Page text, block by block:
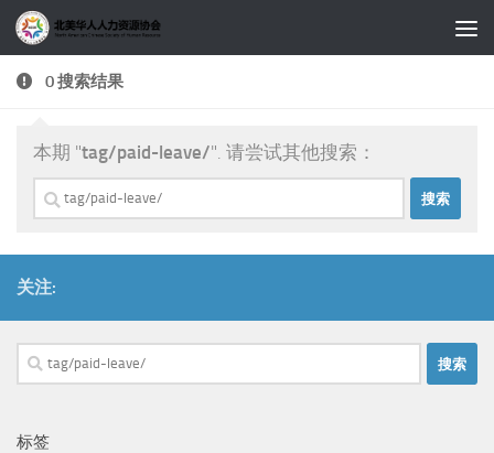
跳至内容
0 搜索结果
本期 "tag/paid-leave/". 请尝试其他搜索：
搜
索：
关注:
搜
索：
标签